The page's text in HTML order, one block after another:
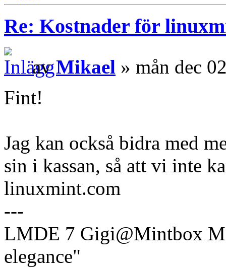
Re: Kostnader för
avMikael » mån dec
Fint!
Jag kan också bidra med
sin i kassan, så att vi inte
linuxmint.com
---
LMDE 7 Gigi@Mintbox
elegance"